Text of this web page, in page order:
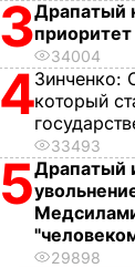
3Драпатый
34004
4Зинченко:
который
33493
5Драпатый
29898